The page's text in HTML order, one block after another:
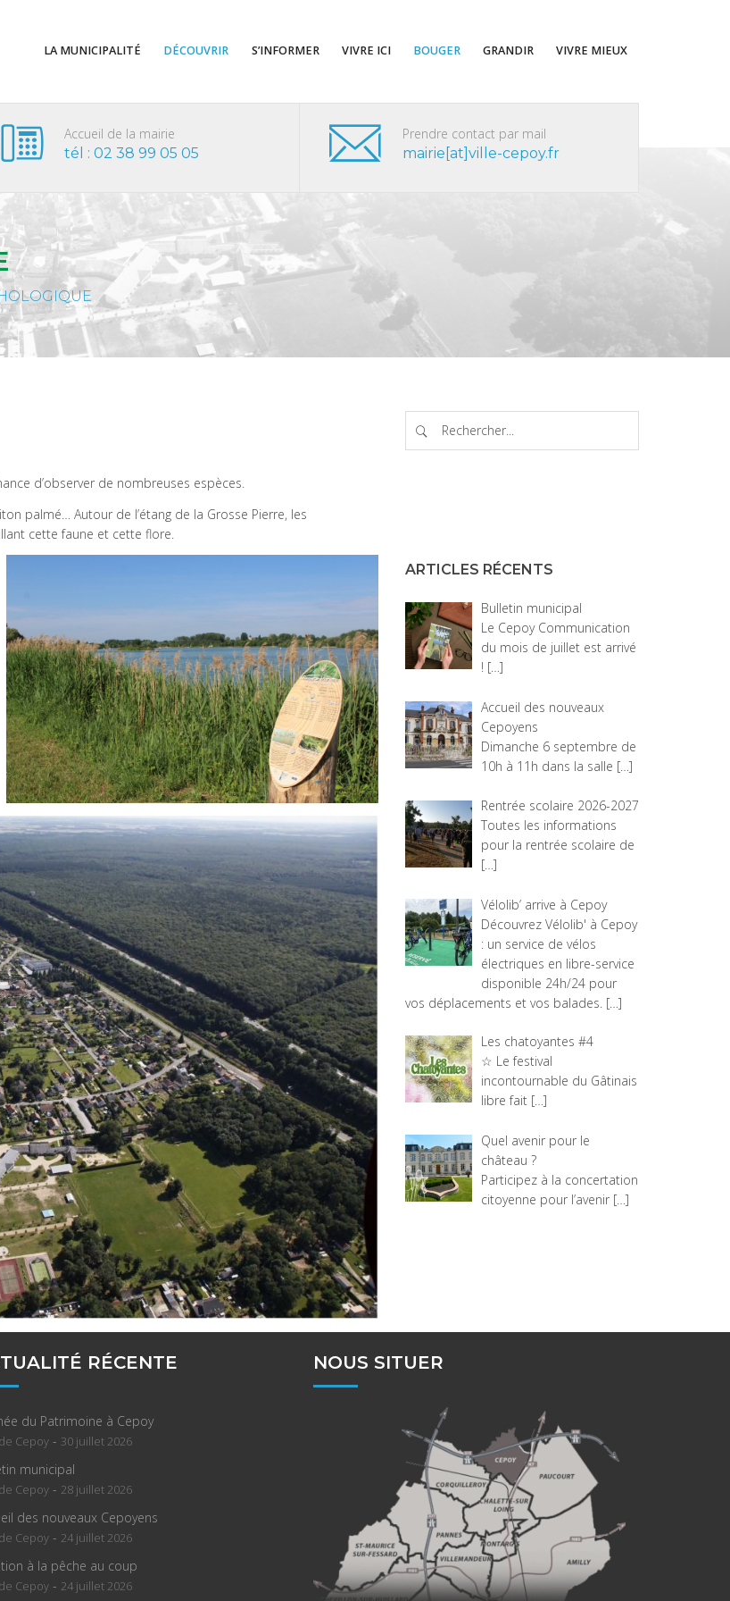
LA MUNICIPALITÉ DÉCOUVRIR S’INFORMER VIVRE ICI BOUGER GRANDIR VIVRE MIEUX
Accueil de la mairie
tél : 02 38 99 05 05
Prendre contact par mail
mairie[at]ville-cepoy.fr
d’observer de nombreuses espèces.
palmé… Autour de l’étang de la Grosse Pierre, les
cette faune et cette flore.
ARTICLES RÉCENTS
Bulletin municipal
Le Cepoy Communication
du mois de juillet est arrivé
! […]
Accueil des nouveaux
Cepoyens
Dimanche 6 septembre de
10h à 11h dans la salle […]
Rentrée scolaire 2026-2027
Toutes les informations
pour la rentrée scolaire de
[…]
Vélolib’ arrive à Cepoy
Découvrez Vélolib' à Cepoy
: un service de vélos
électriques en libre-service
disponible 24h/24 pour
vos déplacements et vos balades.[…]
Les chatoyantes #4
☆ Le festival
incontournable du Gâtinais
libre fait […]
Quel avenir pour le
château ?
Participez à la concertation
citoyenne pour l’avenir […]
RÉCENTE
du Patrimoine à Cepoy
Cepoy - 30 juillet 2026
municipal
Cepoy - 28 juillet 2026
des nouveaux Cepoyens
Cepoy - 24 juillet 2026
à la pêche au coup
Cepoy - 24 juillet 2026
NOUS SITUER